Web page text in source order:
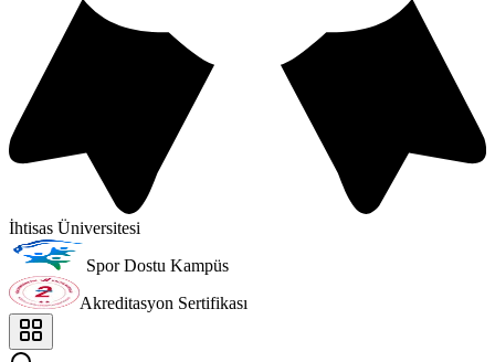
İhtisas Üniversitesi
Spor Dostu Kampüs
Akreditasyon Sertifikası